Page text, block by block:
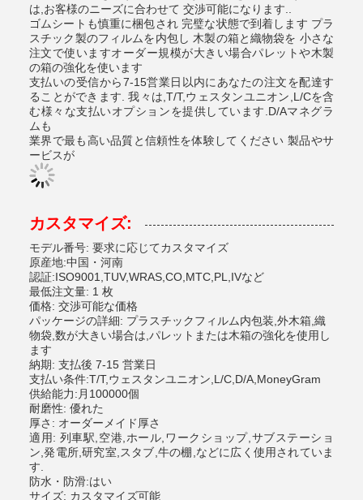
は,お客様のニーズに合わせて 交渉可能になります..
ゴムシートも慎重に梱包され 完璧な状態で到着します プラ
スチック製のフィルムを内包し 木製の箱と織物袋を 小さな
注文で使いますオーダー規模が大きい場合パレットや木製
の箱の強化を使います
支払いの受信から7-15営業日以内にあなたの注文を配達す
ることができます. 我々は,T/T,ウェスタンユニオン,L/Cを含
む様々な支払いオプションを提供しています.D/Aマネグラ
ムも
業界で最も高い品質と信頼性を体験してください 製品やサ
ービスが
カスタマイズ:
モデル番号: 要求に応じてカスタマイズ
原産地:中国・河南
認証:ISO9001,TUV,WRAS,CO,MTC,PL,IVなど
最低注文量: 1 枚
価格: 交渉可能な価格
パッケージの詳細: プラスチックフィルム内包装,外木箱,織
物袋,数が大きい場合は,パレットまたは木箱の強化を使用し
ます
納期: 支払後 7-15 営業日
支払い条件:T/T,ウェスタンユニオン,L/C,D/A,MoneyGram
供給能力:月100000個
耐磨性: 優れた
厚さ: オーダーメイド厚さ
適用: 列車駅,空港,ホール,ワークショップ,サブステーショ
ン,発電所,研究室,スタブ,牛の棚,などに広く使用されていま
す.
防水・防滑:はい
サイズ: カスタマイズ可能